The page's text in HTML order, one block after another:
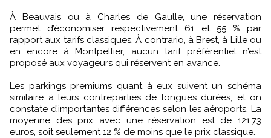
À Beauvais ou à Charles de Gaulle, une réservation
permet d’économiser respectivement 61 et 55 % par
rapport aux tarifs classiques. À contrario, à Brest, à Lille ou
en encore à Montpellier, aucun tarif préférentiel n’est
proposé aux voyageurs qui réservent en avance.
Les parkings premiums quant à eux suivent un schéma
similaire à leurs contreparties de longues durées, et on
constate d’importantes différences selon les aéroports. La
moyenne des prix avec une réservation est de 121.73
euros, soit seulement 12 % de moins que le prix classique.